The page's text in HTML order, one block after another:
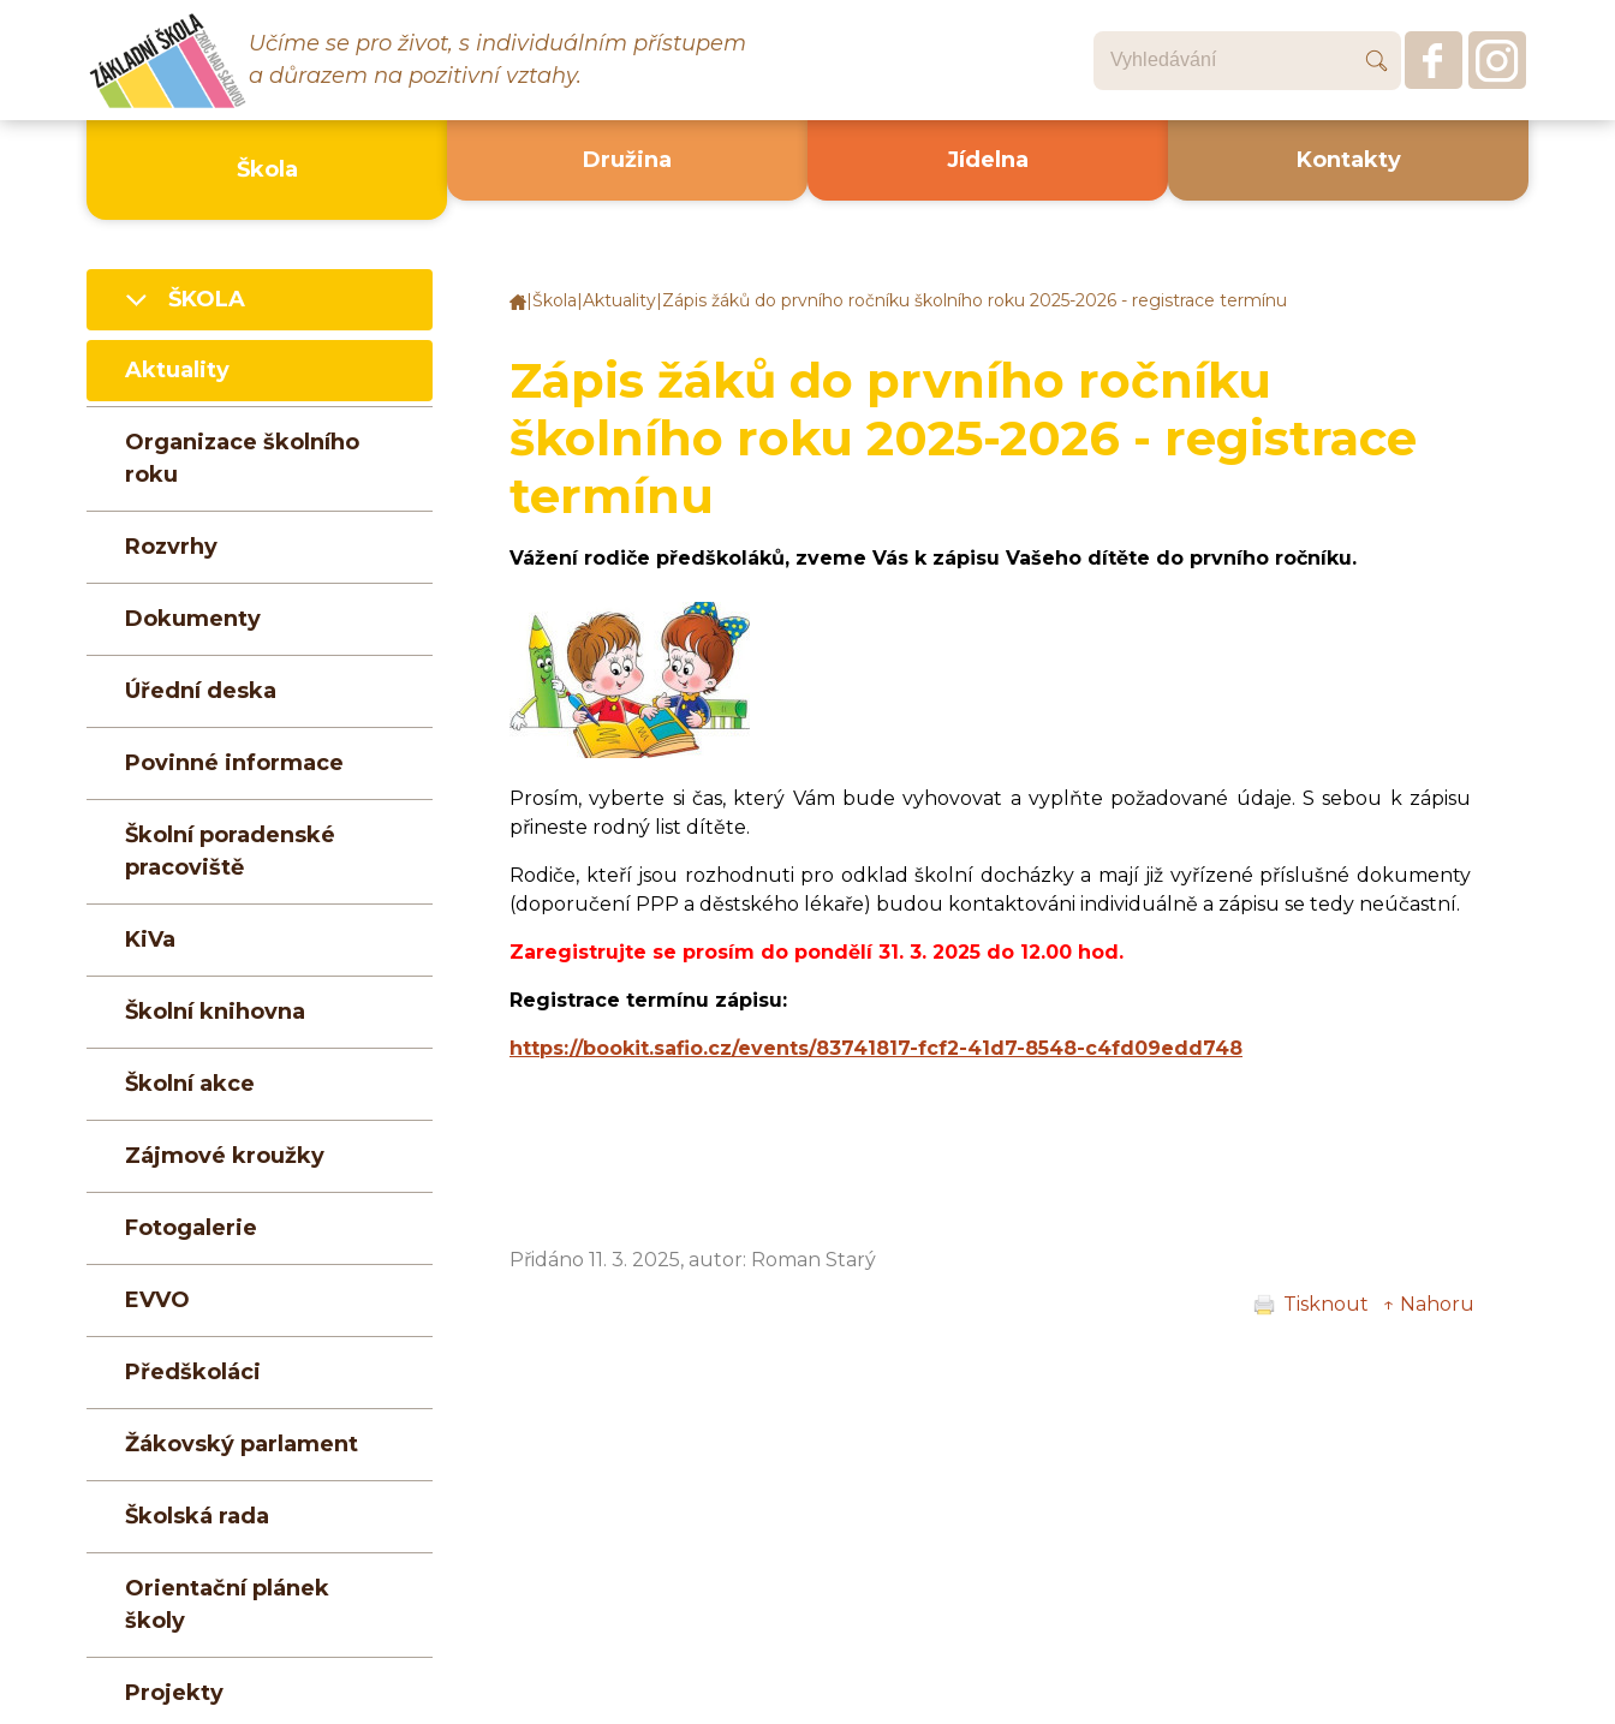
Učíme se pro život, s individuálním přístupem
a důrazem na pozitivní vztahy.
Škola Družina Jídelna Kontakty
Základní
Zruč
nad
Sázavou
Škola Aktuality Zápis žáků do prvního ročníku školního roku 2025-2026 - registrace termínu
Zápis žáků do prvního ročníku
školního roku 2025-2026 - registrace
termínu
Vážení rodiče předškoláků, zveme Vás k zápisu Vašeho dítěte do prvního ročníku.
Prosím, vyberte si čas, který Vám bude vyhovovat a vyplňte požadované údaje. S sebou k zápisu
přineste rodný list dítěte.
Rodiče, kteří jsou rozhodnuti pro odklad školní docházky a mají již vyřízené příslušné dokumenty
(doporučení PPP a děstského lékaře) budou kontaktováni individuálně a zápisu se tedy neúčastní.
Zaregistrujte se prosím do pondělí 31. 3. 2025 do 12.00 hod.
Registrace termínu zápisu:
https://bookit.safio.cz/events/83741817-fcf2-41d7-8548-c4fd09edd748
Přidáno 11. 3. 2025, autor: Roman Starý
Tisknout
↑ Nahoru
ŠKOLA
Aktuality
Organizace školního
roku
Rozvrhy
Dokumenty
Úřední deska
Povinné informace
Školní poradenské
pracoviště
KiVa
Školní knihovna
Školní akce
Zájmové kroužky
Fotogalerie
EVVO
Předškoláci
Žákovský parlament
Školská rada
Orientační plánek
školy
Projekty